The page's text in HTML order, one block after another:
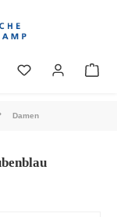
Damen